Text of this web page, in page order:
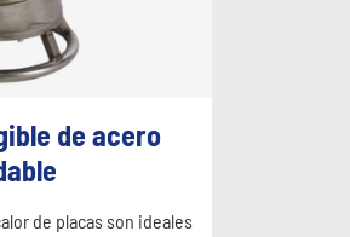
de acero
de placas son ideales